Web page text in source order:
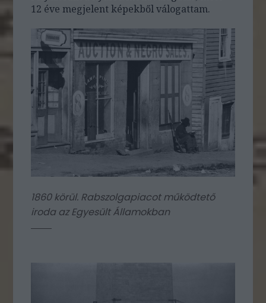
12 éve megjelent képekből válogattam.
1860 körül. Rabszolgapiacot működtető
iroda az Egyesült Államokban